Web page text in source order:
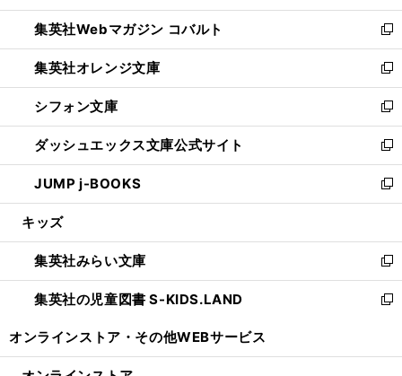
開
く
ウ
で
開
く
ン
ド
ウ
で
開
く
ウ
ィ
ン
ド
ウ
で
開
く
集英社Webマガジン コバルト
新
し
い
ウ
ィ
ン
ド
ウ
で
開
集英社オレンジ文庫
新
し
い
ウ
ィ
ン
ド
ウ
開
く
シフォン文庫
新
し
い
ウ
ィ
ン
ウ
で
開
く
ダッシュエックス文庫公式サイト
新
し
い
ウ
ン
ド
ウ
で
JUMP j-BOOKS
新
し
ウ
ィ
ン
ド
開
キッズ
集英社みらい文庫
新
し
い
ン
集英社の児童図書 S-KIDS.LAND
新
ウ
オンラインストア・ その他WEBサービス